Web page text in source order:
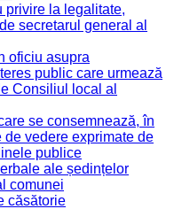
privire la legalitate,
secretarul general al
oficiu asupra
public care urmează
Consiliul local al
se consemnează, în
de vedere exprimate de
publice
ale ședințelor
comunei
căsătorie